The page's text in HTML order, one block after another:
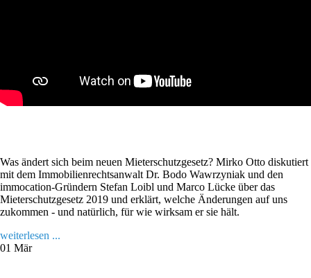
Was ändert sich beim neuen Mieterschutzgesetz? Mirko Otto diskutiert
mit dem Immobilienrechtsanwalt Dr. Bodo Wawrzyniak und den
immocation-Gründern Stefan Loibl und Marco Lücke über das
Mieterschutzgesetz 2019 und erklärt, welche Änderungen auf uns
zukommen - und natürlich, für wie wirksam er sie hält.
weiterlesen ...
01 Mär